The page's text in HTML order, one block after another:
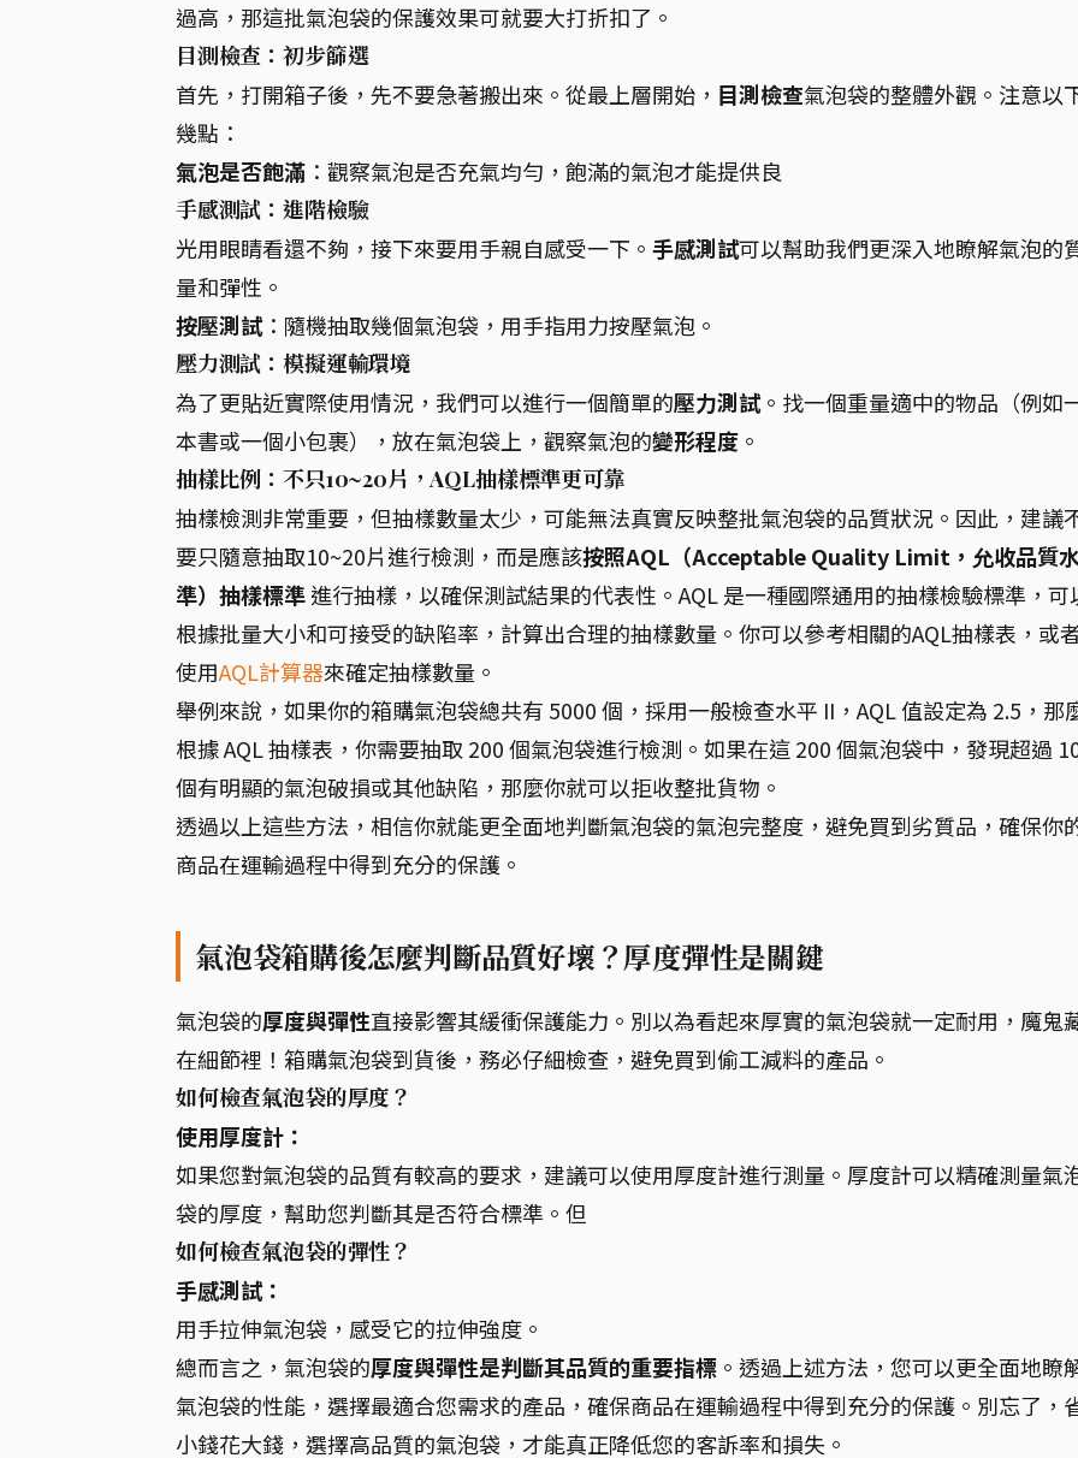
過高，那這批氣泡袋的保護效果可就要大打折扣了。
目測檢查：初步篩選
首先，打開箱子後，先不要急著搬出來。從最上層開始， 目測檢查氣泡袋的整體外觀。注意以
幾點：
氣泡是否飽滿 ：觀察氣泡是否充氣均勻，飽滿的氣泡才能提供良
手感測試：進階檢驗
光用眼睛看還不夠，接下來要用手親自感受一下。 手感測試可以幫助我們更深入地瞭解氣泡的
量和彈性。
按壓測試：隨機抽取幾個氣泡袋，用手指用力按壓氣泡。
壓力測試：模擬運輸環境
為了更貼近實際使用情況，我們可以進行一個簡單的壓力測試。找一個重量適中的物品（例如
本書或一個小包裹），放在氣泡袋上，觀察氣泡的變形程度 。
抽樣比例：不只10~20片，AQL抽樣標準更可靠
抽樣檢測非常重要，但抽樣數量太少，可能無法真實反映整批氣泡袋的品質狀況。因此，建議
要只隨意抽取10~20片進行檢測，而是應該按照AQL（Acceptable Quality Limit，允收品質
準）抽樣標準進行抽樣，以確保測試結果的代表性。AQL 是一種國際通用的抽樣檢驗標準，可
根據批量大小和可接受的缺陷率，計算出合理的抽樣數量。你可以參考相關的AQL抽樣表，或
使用AQL計算器來確定抽樣數量。
舉例來說，如果你的箱購氣泡袋總共有 5000 個，採用一般檢查水平 II，AQL 值設定為 2.5，那
根據 AQL 抽樣表，你需要抽取 200 個氣泡袋進行檢測。如果在這 200 個氣泡袋中，發現超過
個有明顯的氣泡破損或其他缺陷，那麼你就可以拒收整批貨物。
透過以上這些方法，相信你就能更全面地判斷氣泡袋的氣泡完整度，避免買到劣質品，確保你
商品在運輸過程中得到充分的保護。
氣泡袋箱購後怎麼判斷品質好壞？厚度彈性是關鍵
氣泡袋的厚度與彈性直接影響其緩衝保護能力。別以為看起來厚實的氣泡袋就一定耐用，魔鬼
在細節裡！箱購氣泡袋到貨後，務必仔細檢查，避免買到偷工減料的產品。
如何檢查氣泡袋的厚度？
使用厚度計：
如果您對氣泡袋的品質有較高的要求，建議可以使用厚度計進行測量。厚度計可以精確測量氣
袋的厚度，幫助您判斷其是否符合標準。但
如何檢查氣泡袋的彈性？
手感測試：
用手拉伸氣泡袋，感受它的拉伸強度。
總而言之，氣泡袋的厚度與彈性是判斷其品質的重要指標 。透過上述方法，您可以更全面地瞭
氣泡袋的性能，選擇最適合您需求的產品，確保商品在運輸過程中得到充分的保護。別忘了，
小錢花大錢，選擇高品質的氣泡袋，才能真正降低您的客訴率和損失。